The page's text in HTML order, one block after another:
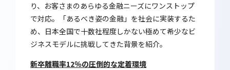
り、お客さまのあらゆる金融ニーズにワンストップ
で対応。「あるべき姿の金融」を社会に実装するた
め、日本全国で十数社程度しかない極めて希少なビ
ジネスモデルに挑戦してきた背景を紹介。
新卒離職率12％の圧倒的な定着環境